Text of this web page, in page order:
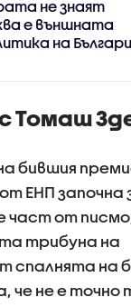
не знаят
е външната
на
Томаш
бившия
ЕНП започна
от
трибуна на
спалнята на
че не е точно